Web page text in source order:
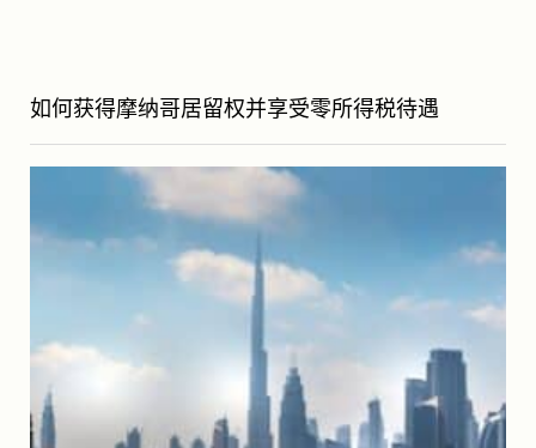
如何获得摩纳哥居留权并享受零所得税待遇